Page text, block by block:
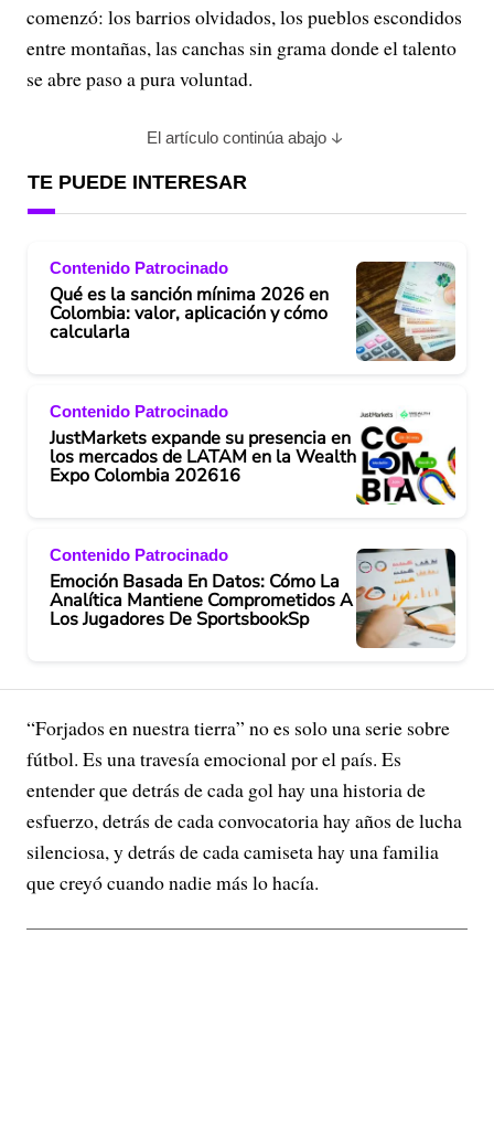
comenzó: los barrios olvidados, los pueblos escondidos
entre montañas, las canchas sin grama donde el talento
se abre paso a pura voluntad.
El artículo continúa abajo
TE PUEDE INTERESAR
Contenido Patrocinado
Qué es la sanción mínima 2026 en
Colombia: valor, aplicación y cómo
calcularla
Contenido Patrocinado
JustMarkets expande su presencia en
los mercados de LATAM en la Wealth
Expo Colombia 202616
Contenido Patrocinado
Emoción Basada En Datos: Cómo La
Analítica Mantiene Comprometidos A
Los Jugadores De SportsbookSp
“Forjados en nuestra tierra” no es solo una serie sobre
fútbol. Es una travesía emocional por el país. Es
entender que detrás de cada gol hay una historia de
esfuerzo, detrás de cada convocatoria hay años de lucha
silenciosa, y detrás de cada camiseta hay una familia
que creyó cuando nadie más lo hacía.